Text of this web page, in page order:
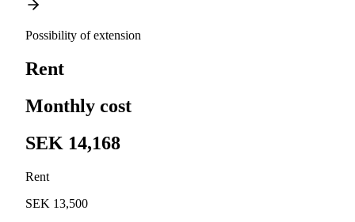
Possibility of extension
Rent
Monthly cost
SEK 14,168
Rent
SEK 13,500